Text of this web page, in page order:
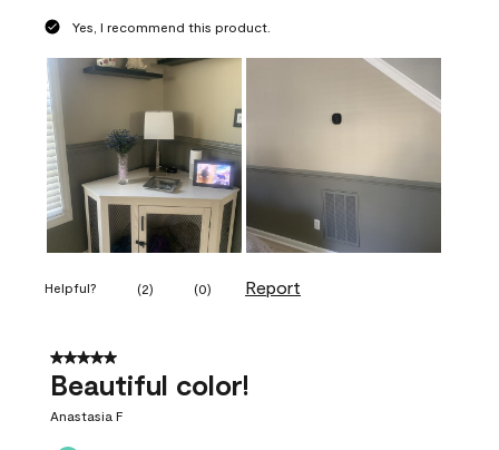
Yes, I recommend this product.
Helpful? (2) (0) Report
5 out of 5 stars.
Beautiful color!
Anastasia F